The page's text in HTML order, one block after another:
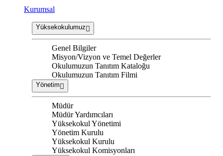
Kurumsal
Yüksekokulumuz
Genel Bilgiler
Misyon/Vizyon ve Temel Değerler
Okulumuzun Tanıtım Kataloğu
Okulumuzun Tanıtım Filmi
Yönetim
Müdür
Müdür Yardımcıları
Yüksekokul Yönetimi
Yönetim Kurulu
Yüksekokul Kurulu
Yüksekokul Komisyonları